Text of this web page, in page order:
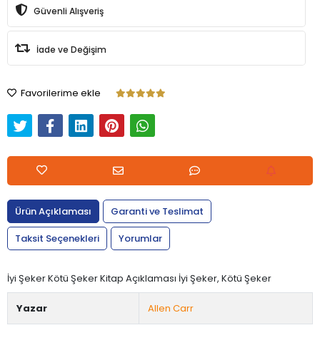
Güvenli Alışveriş
İade ve Değişim
Favorilerime ekle
Ürün Açıklaması
Garanti ve Teslimat
Taksit Seçenekleri
Yorumlar
İyi Şeker Kötü Şeker Kitap Açıklaması İyi Şeker, Kötü Şeker
Yazar Allen Carr